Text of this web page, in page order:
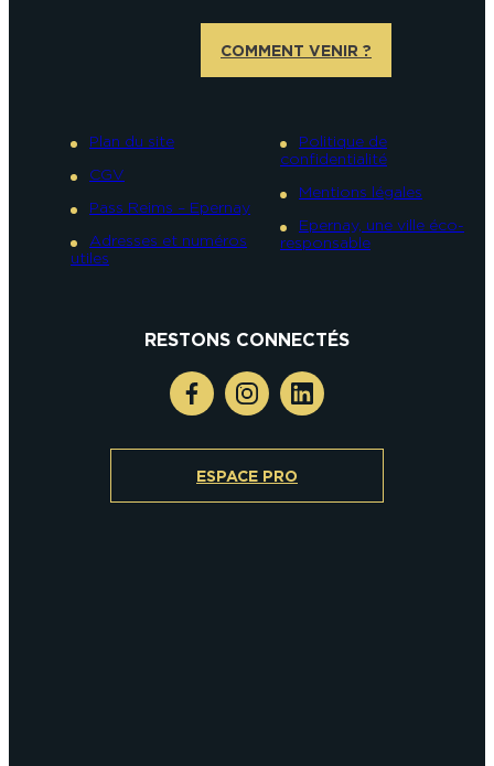
COMMENT VENIR ?
Plan du site
CGV
Pass Reims – Epernay
Adresses et numéros
utiles
Politique de
confidentialité
Mentions légales
Epernay, une ville éco-
responsable
RESTONS CONNECTÉS
ESPACE PRO